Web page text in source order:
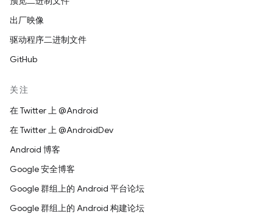
出厂映像
驱动程序二进制文件
GitHub
关注
在 Twitter 上 @Android
在 Twitter 上 @AndroidDev
Android 博客
Google 安全博客
Google 群组上的 Android 平台论坛
Google 群组上的 Android 构建论坛